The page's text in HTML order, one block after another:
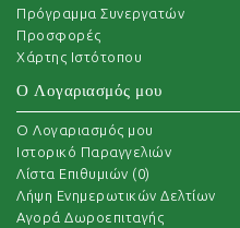
Πρόγραμμα Συνεργατών
Προσφορές
Χάρτης Ιστότοπου
Ο Λογαριασμός μου
O Λογαριασμός μου
Ιστορικό Παραγγελιών
Λίστα Επιθυμιών (0)
Λήψη Ενημερωτικών Δελτίων
Αγορά Δωροεπιταγής